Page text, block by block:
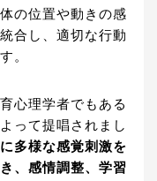
の位置や動きの感
合し、適切な行動
。
心理学者でもある
って提唱されまし
多様な感覚刺激を
、感情調整、学習